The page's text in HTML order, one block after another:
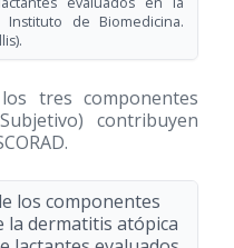
de Biomedicina.
tres componentes
contribuyen
los componentes
la dermatitis atópica